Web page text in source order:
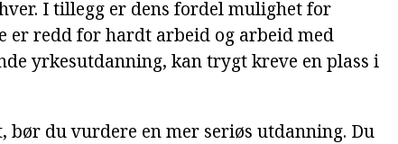
I tillegg er dens fordel mulighet for
er redd for hardt arbeid og arbeid med
yrkesutdanning, kan trygt kreve en plass i
du vurdere en mer seriøs utdanning. Du